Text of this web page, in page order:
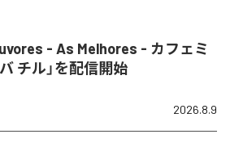
- As Melhores - カフェミ
チル」を配信開始
2026.8.9